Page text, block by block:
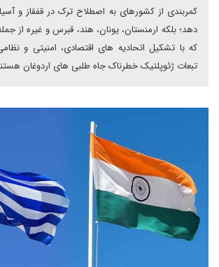
کمربندی از کشورهای به اصطلاح ترک در قفقاز و
دهد؛ بلکه ارمنستان، یونان، هند، قبرس و غیره از
که با تشکیل اتحادیه های اقتصادی، امنیتی و
تبعات ژئوپلتیک خطرناک جاه طلبی های اردوغان